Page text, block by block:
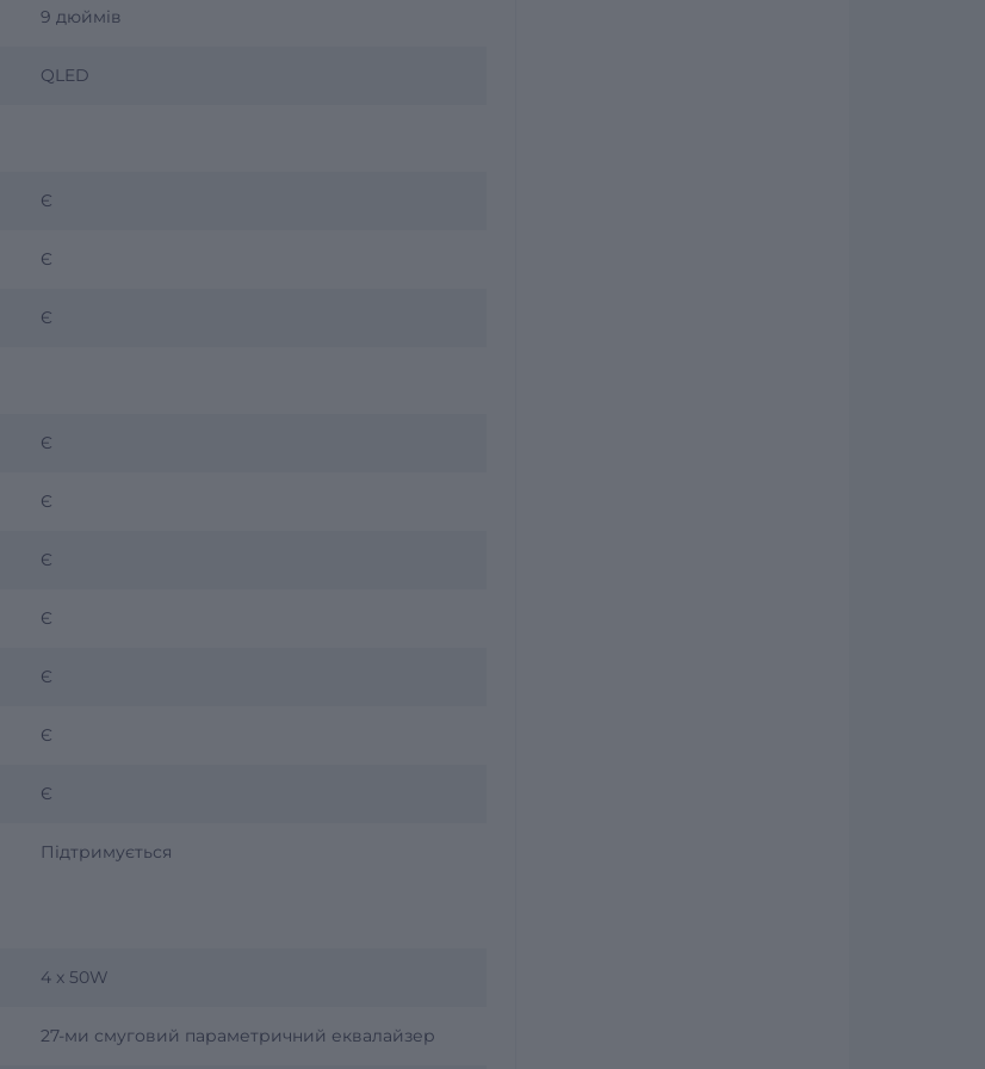
9 дюймів
QLED
Є
Є
Є
Є
Є
Є
Є
Є
Є
Є
Підтримується
4 x 50W
27-ми смуговий параметричний еквалайзер